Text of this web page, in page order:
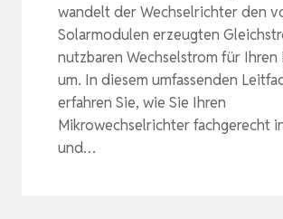
wandelt der Wechselrichter den
Solarmodulen erzeugten
nutzbaren Wechselstrom für Ihren
um. In diesem umfassenden
erfahren Sie, wie Sie Ihren
Mikrowechselrichter fachgerecht
und…